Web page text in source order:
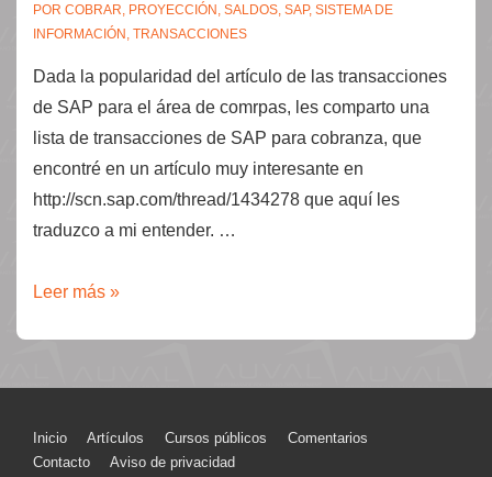
POR COBRAR, PROYECCIÓN , SALDOS, SAP, SISTEMA DE
INFORMACIÓN , TRANSACCIONES
Dada la popularidad del artículo de las transacciones
de SAP para el área de comrpas, les comparto una
lista de transacciones de SAP para cobranza, que
encontré en un artículo muy interesante en
http://scn.sap.com/thread/1434278 que aquí les
traduzco a mi entender. …
Transacciones
por
Leer más »
Menú
Inicio Artículos Cursos públicos
Comentarios
Contacto
Aviso de privacidad